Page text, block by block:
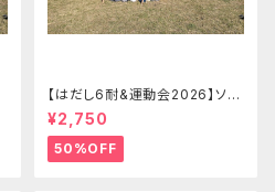
【はだし6耐&運動会2026】ソロ
でリレーの部（ランダムチーム）
はだし6耐＋運動会エントリー
【2026.09.26(土)】
¥2,750
50%OFF